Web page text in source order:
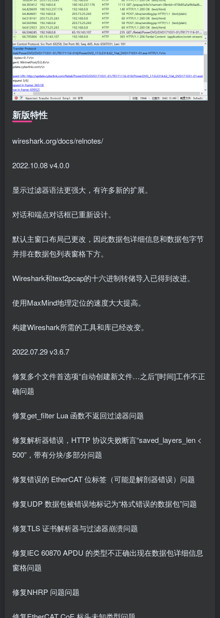
新版特性
wireshark.org/docs/relnotes/
2022.10.08 v4.0.0
显示过滤器语法更强大，有许多新的扩展。
对话和端点对话框已重新设计。
默认主窗口布局已更改，因此数据包详细信息和数据包字节
并排在数据包列表窗格下方。
Wireshark和text2pcap的十六进制转储导入已得到改进。
使用MaxMind地理定位的速度大大提高。
构建Wireshark所需的工具和库已经改变。
2022.07.29 v3.6.7
修复多个文件首选项“自动创建新文件…之后”[时间]工作不正
确问题
修复get_filter Lua 函数不返回过滤器问题
修复解析器错误，HTTP 协议失败断言“saved_layers_len <
500”，带有分块/多部分问题
修复错误的 EtherCAT 位标签（可能是解剖器错误）问题
修复UDP 数据包被错误地标记为“格式错误的数据包”问题
修复TLS 证书解析器与过滤器崩溃问题
修复IEC 60870 APDU 的类型不正确出现在数据包详细信息
窗格问题
修复NHRP 问题问题